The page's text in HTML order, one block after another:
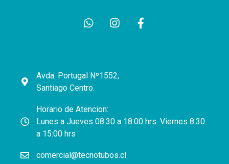
Avda. Portugal Nº1552,
Santiago Centro.
Horario de Atencion:
Lunes a Jueves 08:30 a 18:00 hrs. Viernes 8:30
a 15:00 hrs
comercial@tecnotubos.cl